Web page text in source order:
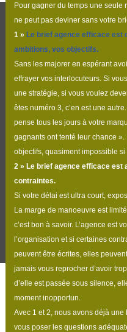
Pour gagner du temps une seule
ne peut pas deviner sans votre
1» Le brief agence efficace est
ambitions, vos objectifs.
Sans les majorer en espérant
effrayer vos interlocuteurs. Si
une stratégie, si vous voulez
êtes numéro 3, c’en est une
pense tous les jours à votre
gagnants ont tenté leur chance
objectifs, quasiment impossible
2 » Le brief agence efficace est
contraintes.
Si votre délai est ultra court,
La marge de manoeuvre est
c’est bon à savoir. L’agence est
l’organisation et si certaines
peuvent être écrites, elles
jamais vous reprocher d’avoir
d’elle est passée sous silence,
moment inopportun.
Avec 1 et 2, nous avons déjà
vous poser les questions